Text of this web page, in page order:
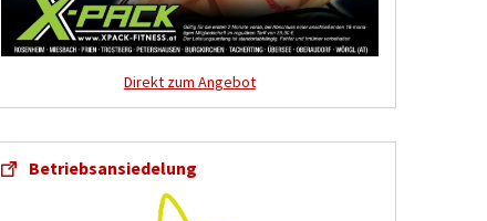
Direkt zum Angebot
Betriebsansiedelung